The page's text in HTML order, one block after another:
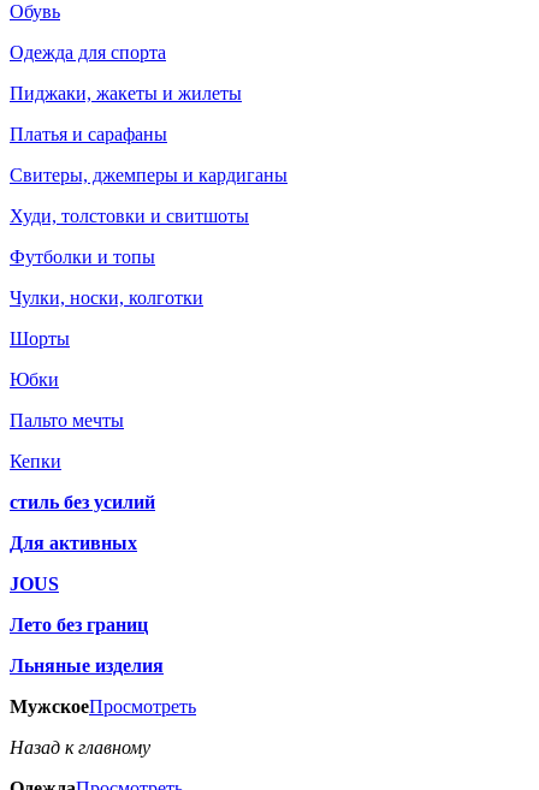
Обувь
Одежда для спорта
Пиджаки, жакеты и жилеты
Платья и сарафаны
Свитеры, джемперы и кардиганы
Худи, толстовки и свитшоты
Футболки и топы
Чулки, носки, колготки
Шорты
Юбки
Пальто мечты
Кепки
стиль без усилий
Для активных
JOUS
Лето без границ
Льняные изделия
МужскоеПросмотреть
Назад к главному